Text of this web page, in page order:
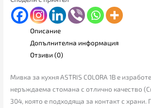
Описание
Допълнителна информация
Отзиви (0)
Мивка за кухня ASTRIS COLORA 1B е
неръждаема стомана с отлично качество
304, която е подходяща за контакт с храни.